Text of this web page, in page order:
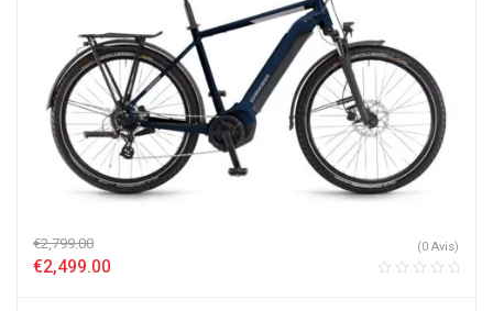
€2,799.00
€2,499.00
(0 Avis)